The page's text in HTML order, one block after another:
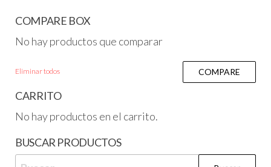
COMPARE BOX
No hay productos que comparar
Eliminar todos COMPARE
CARRITO
No hay productos en el carrito.
BUSCAR PRODUCTOS